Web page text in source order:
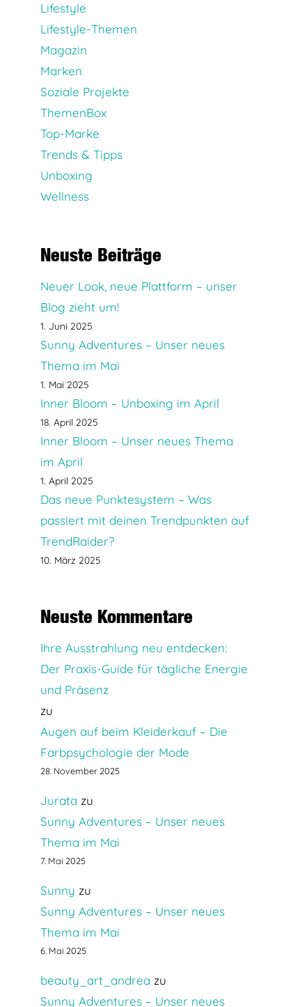
Lifestyle
Lifestyle-Themen
Magazin
Marken
Soziale Projekte
ThemenBox
Top-Marke
Trends & Tipps
Unboxing
Wellness
Neuste Beiträge
Neuer Look, neue Plattform – unser
Blog zieht um!
1. Juni 2025
Sunny Adventures – Unser neues
Thema im Mai
1. Mai 2025
Inner Bloom – Unboxing im April
18. April 2025
Inner Bloom – Unser neues Thema
im April
1. April 2025
Das neue Punktesystem – Was
passiert mit deinen Trendpunkten auf
TrendRaider?
10. März 2025
Neuste Kommentare
Ihre Ausstrahlung neu entdecken:
Der Praxis-Guide für tägliche Energie
und Präsenz
zu
Augen auf beim Kleiderkauf – Die
Farbpsychologie der Mode
28. November 2025
Jurata zu
Sunny Adventures – Unser neues
Thema im Mai
7. Mai 2025
Sunny zu
Sunny Adventures – Unser neues
Thema im Mai
6. Mai 2025
beauty_art_andrea zu
Sunny Adventures – Unser neues